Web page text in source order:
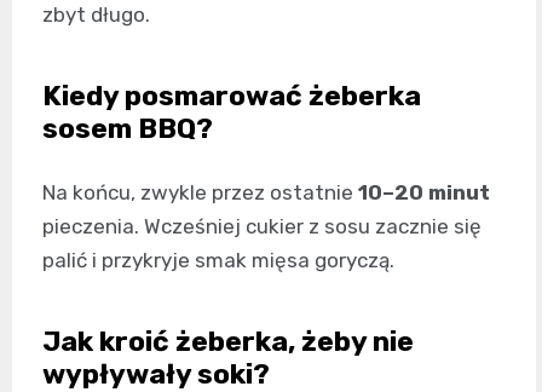
zbyt długo.
Kiedy posmarować żeberka
sosem BBQ?
Na końcu, zwykle przez ostatnie 10–20 minut
pieczenia. Wcześniej cukier z sosu zacznie się
palić i przykryje smak mięsa goryczą.
Jak kroić żeberka, żeby nie
wypływały soki?